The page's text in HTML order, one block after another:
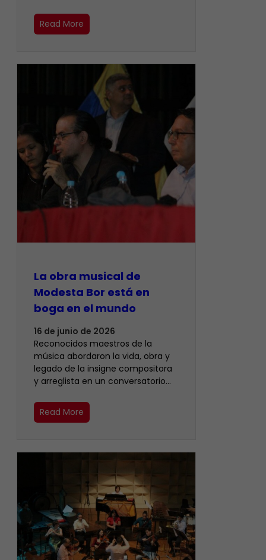
Read More
La obra musical de
Modesta Bor está en
boga en el mundo
16 de junio de 2026
Reconocidos maestros de la
música abordaron la vida, obra y
legado de la insigne compositora
y arreglista en un conversatorio…
Read More